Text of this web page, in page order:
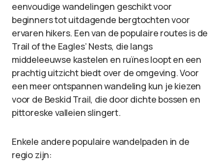
eenvoudige wandelingen geschikt voor
beginners tot uitdagende bergtochten voor
ervaren hikers. Een van de populaire routes is de
Trail of the Eagles’ Nests, die langs
middeleeuwse kastelen en ruïnes loopt en een
prachtig uitzicht biedt over de omgeving. Voor
een meer ontspannen wandeling kun je kiezen
voor de Beskid Trail, die door dichte bossen en
pittoreske valleien slingert.
Enkele andere populaire wandelpaden in de
regio zijn: